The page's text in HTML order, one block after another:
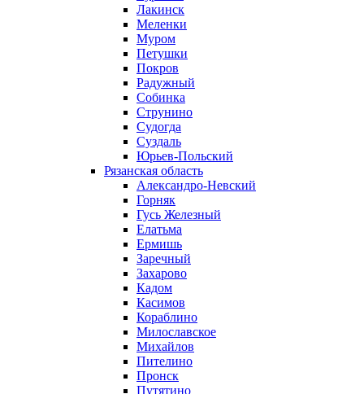
Лакинск
Меленки
Муром
Петушки
Покров
Радужный
Собинка
Струнино
Судогда
Суздаль
Юрьев-Польский
Рязанская область
Александро-Невский
Горняк
Гусь Железный
Елатьма
Ермишь
Заречный
Захарово
Кадом
Касимов
Кораблино
Милославское
Михайлов
Пителино
Пронск
Путятино